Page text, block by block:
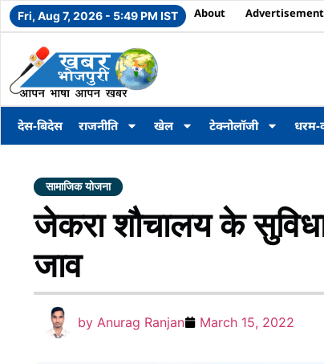
Fri, Aug 7, 2026 - 5:49 PM IST About Advertisement
देस-बिदेस राजनीति खेल टेक्नोलॉजी धरम-
सामाजिक योजना
जेकरा शौचालय के
जाव
by Anurag Ranjan March 15, 2022